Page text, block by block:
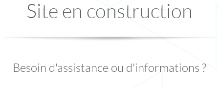
Site en construction
Besoin d'assistance ou d'informations ?